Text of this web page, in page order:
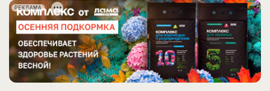
РЕКЛАМА